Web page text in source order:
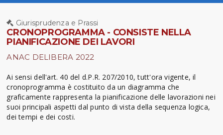
Giurisprudenza e Prassi
CRONOPROGRAMMA - CONSISTE NELLA
PIANIFICAZIONE DEI LAVORI
ANAC DELIBERA 2022
Ai sensi dell'art. 40 del d.P.R. 207/2010, tutt'ora vigente, il
cronoprogramma è costituito da un diagramma che
graficamente rappresenta la pianificazione delle lavorazioni nei
suoi principali aspetti dal punto di vista della sequenza logica,
dei tempi e dei costi.